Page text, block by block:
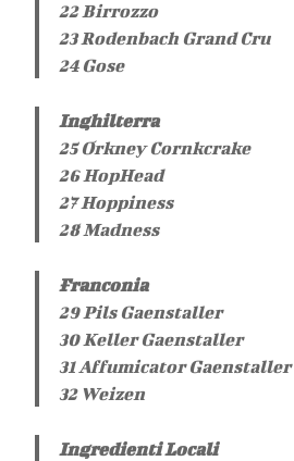
22 Birrozzo
23 Rodenbach Grand Cru
24 Gose
Inghilterra
25 Orkney Cornkcrake
26 HopHead
27 Hoppiness
28 Madness
Franconia
29 Pils Gaenstaller
30 Keller Gaenstaller
31 Affumicator Gaenstaller
32 Weizen
Ingredienti Locali